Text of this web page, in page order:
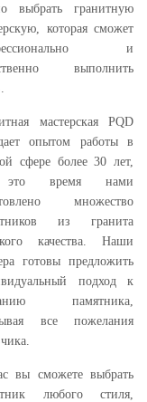
выбрать гранитную
которая сможет
и
выполнить
мастерская PQD
опытом работы в
сфере более 30 лет,
время нами
множество
из гранита
качества. Наши
готовы предложить
подход к
памятника,
все пожелания
вы сможете выбрать
любого стиля,